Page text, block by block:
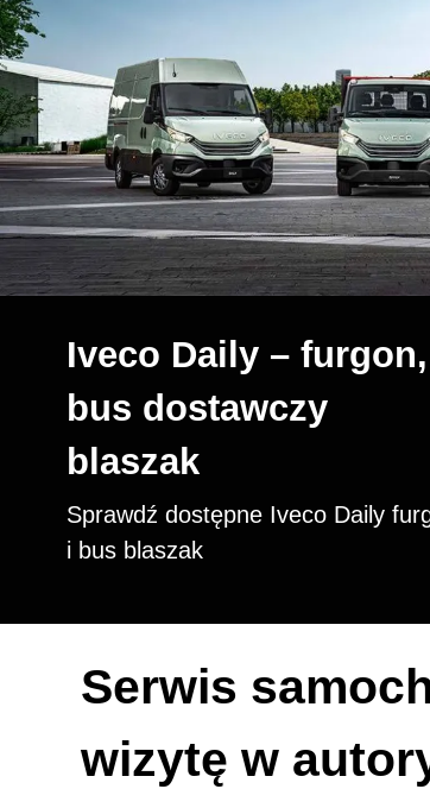
Iveco Daily – furgon,
bus dostawczy
blaszak
Sprawdź dostępne Iveco Daily
i bus blaszak
Serwis
wizytę w